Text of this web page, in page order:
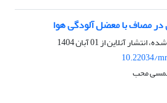
مصاف با معضل آلودگی هوا
انتشار آنلاین از01 آبان 1404
10.22034/
شمسی محب